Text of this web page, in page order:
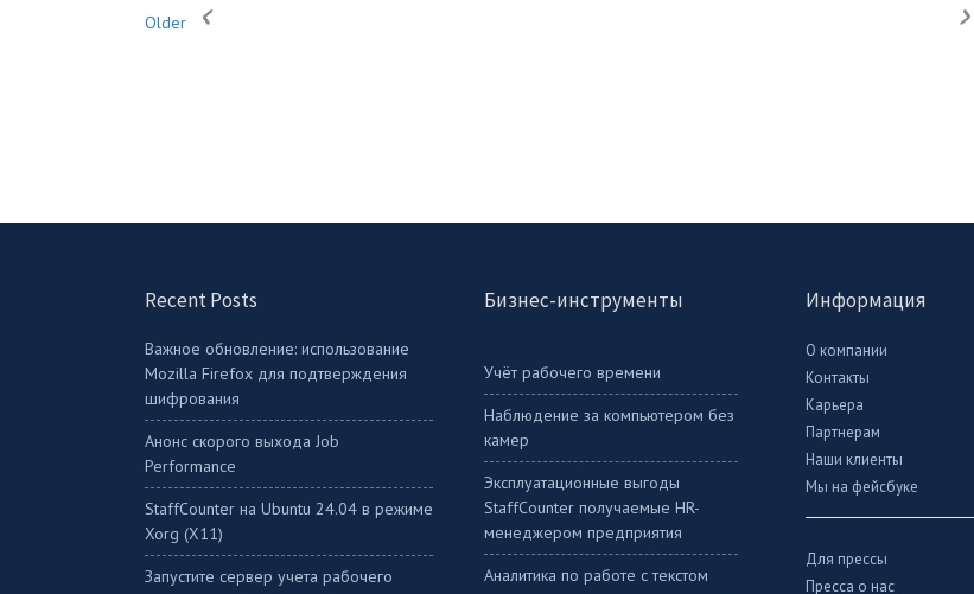
Older
Recent Posts
Важное обновление: использование
Mozilla Firefox для подтверждения
шифрования
Анонс скорого выхода Job
Performance
StaffСounter на Ubuntu 24.04 в режиме
Xorg (X11)
Запустите сервер учета рабочего
Бизнес-инструменты
Учёт рабочего времени
Наблюдение за компьютером без
камер
Эксплуатационные выгоды
StaffCounter получаемые HR-
менеджером предприятия
Аналитика по работе с текстом
Информация
О компании
Контакты
Карьера
Партнерам
Наши клиенты
Мы на фейсбуке
Для прессы
Пресса о нас